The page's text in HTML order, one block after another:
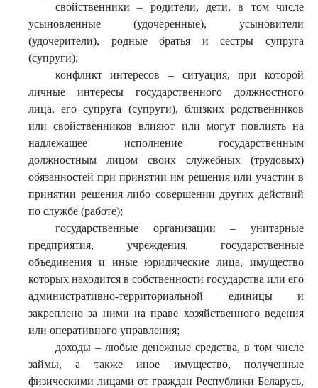
свойственники – родители, дети, в том числе
усыновленные (удочеренные), усыновители
(удочерители), родные братья и сестры супруга
(супруги);
конфликт интересов – ситуация, при которой
личные интересы государственного должностного
лица, его супруга (супруги), близких родственников
или свойственников влияют или могут повлиять на
надлежащее исполнение государственным
должностным лицом своих служебных (трудовых)
обязанностей при принятии им решения или участии в
принятии решения либо совершении других действий
по службе (работе);
государственные организации – унитарные
предприятия, учреждения, государственные
объединения и иные юридические лица, имущество
которых находится в собственности государства или его
административно-территориальной единицы и
закреплено за ними на праве хозяйственного ведения
или оперативного управления;
доходы – любые денежные средства, в том числе
займы, а также иное имущество, полученные
физическими лицами от граждан Республики Беларусь,